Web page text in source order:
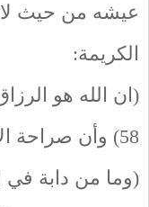
عيشه من حيث
الكريمة:
(ان الله هو
58) وأن صراحة الآية الكريمة:
(وما من دابة في